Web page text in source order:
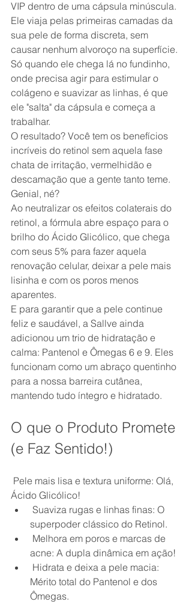
VIP dentro de uma cápsula minúscula.
Ele viaja pelas primeiras camadas da
sua pele de forma discreta, sem
causar nenhum alvoroço na superfície.
Só quando ele chega lá no fundinho,
onde precisa agir para estimular o
colágeno e suavizar as linhas, é que
ele "salta" da cápsula e começa a
trabalhar.
O resultado? Você tem os benefícios
incríveis do retinol sem aquela fase
chata de irritação, vermelhidão e
descamação que a gente tanto teme.
Genial, né?
Ao neutralizar os efeitos colaterais do
retinol, a fórmula abre espaço para o
brilho do Ácido Glicólico, que chega
com seus 5% para fazer aquela
renovação celular, deixar a pele mais
lisinha e com os poros menos
aparentes.
E para garantir que a pele continue
feliz e saudável, a Sallve ainda
adicionou um trio de hidratação e
calma: Pantenol e Ômegas 6 e 9. Eles
funcionam como um abraço quentinho
para a nossa barreira cutânea,
mantendo tudo íntegro e hidratado.
O que o Produto Promete
(e Faz Sentido!)
Ácido Glicólico!
superpoder clássico do Retinol.
acne: A dupla dinâmica em ação!
Mérito total do Pantenol e dos
Ômegas.